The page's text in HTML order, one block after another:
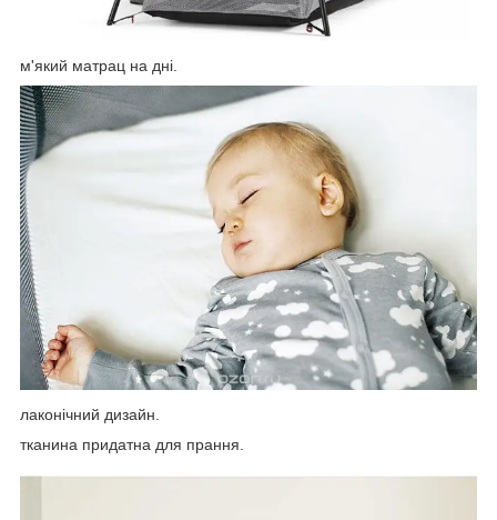
м'який матрац на дні.
лаконічний дизайн.
тканина придатна для прання.